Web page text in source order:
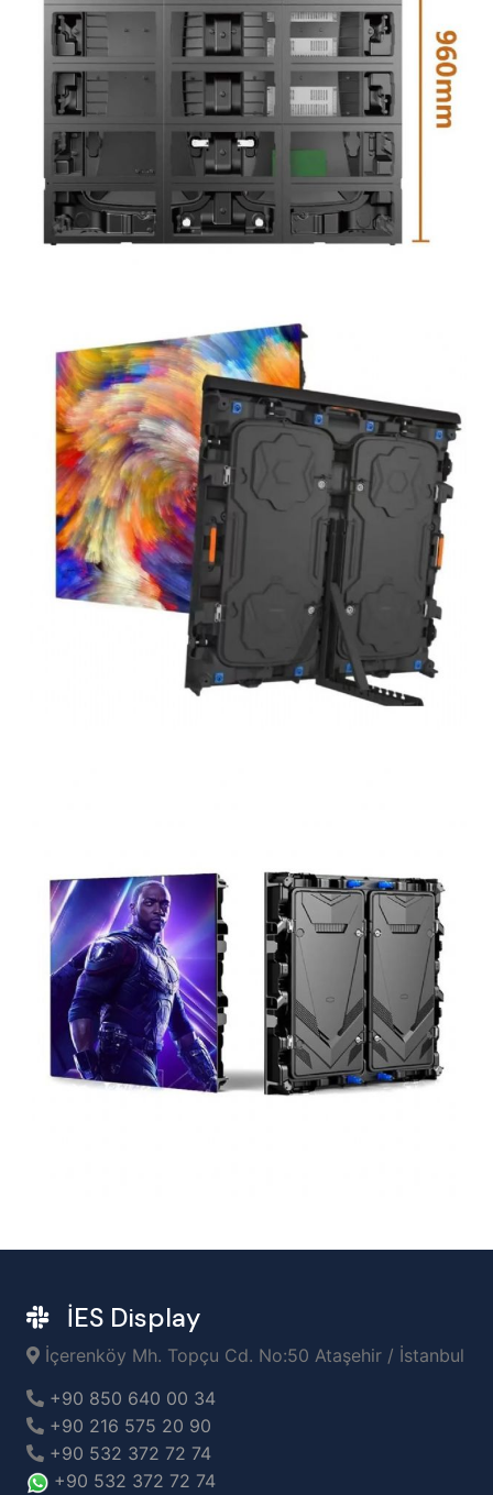
İES Display
İçerenköy Mh. Topçu Cd. No:50 Ataşehir / İstanbul
+90 850 640 00 34
+90 216 575 20 90
+90 532 372 72 74
+90 532 372 72 74